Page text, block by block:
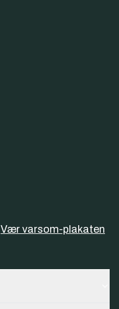
Vær varsom-plakaten